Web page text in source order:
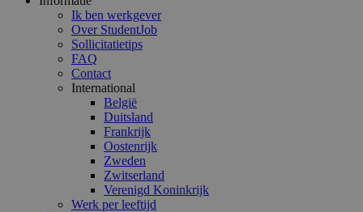
Ik ben werkgever
Over StudentJob
Sollicitatietips
FAQ
Contact
International
België
Duitsland
Frankrijk
Oostenrijk
Zweden
Zwitserland
Verenigd Koninkrijk
Werk per leeftijd